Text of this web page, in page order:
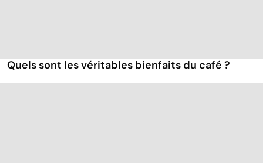
Quels sont les véritables bienfaits du café ?